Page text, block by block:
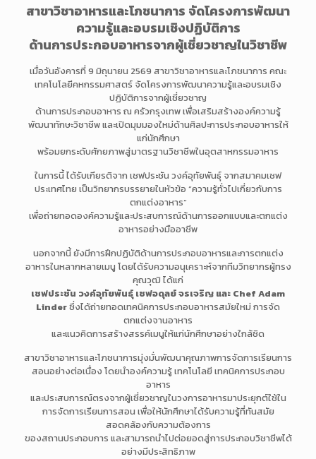
สาขาวิชาอาหารและโภชนาการ จัดโครงการพัฒนา
ความรู้และอบรมเชิงปฏิบัติการ
ด้านการประกอบอาหารจากผู้เชี่ยวชาญในวิชาชีพ
เมื่อวันอังคารที่ 9 มิถุนายน 2569 สาขาวิชาอาหารและโภชนาการ คณะ
เทคโนโลยีคหกรรมศาสตร์ จัดโครงการพัฒนาความรู้และอบรมเชิง
ปฏิบัติการจากผู้เชี่ยวชาญ
ด้านการประกอบอาหาร ณ ครัวกรุงเทพ เพื่อเสริมสร้างองค์ความรู้
พัฒนาทักษะวิชาชีพ และเปิดมุมมองใหม่ด้านศิลปะการประกอบอาหารให้
แก่นักศึกษา
พร้อมยกระดับศักยภาพสู่มาตรฐานวิชาชีพในอุตสาหกรรมอาหาร
ในการนี้ ได้รับเกียรติจาก เชฟประชัน วงค์อุทัยพันธุ์ จากสมาคมเชฟ
ประเทศไทย เป็นวิทยากรบรรยายในหัวข้อ “ความรู้ทั่วไปเกี่ยวกับการ
ตกแต่งอาหาร”
เพื่อถ่ายทอดองค์ความรู้และประสบการณ์ด้านการออกแบบและตกแต่ง
อาหารอย่างมืออาชีพ
นอกจากนี้ ยังมีการฝึกปฏิบัติด้านการประกอบอาหารและการตกแต่ง
อาหารในหลากหลายเมนู โดยได้รับความอนุเคราะห์จากทีมวิทยากรผู้ทรง
คุณวุฒิ ได้แก่
เชฟประชัน วงค์อุทัยพันธุ์ เชฟอดุลย์ จรเจริญ และ Chef Adam
Linderซึ่งได้ถ่ายทอดเทคนิคการประกอบอาหารสมัยใหม่ การจัด
ตกแต่งจานอาหาร
และแนวคิดการสร้างสรรค์เมนูให้แก่นักศึกษาอย่างใกล้ชิด
สาขาวิชาอาหารและโภชนาการมุ่งมั่นพัฒนาคุณภาพการจัดการเรียนการ
สอนอย่างต่อเนื่อง โดยนำองค์ความรู้ เทคโนโลยี เทคนิคการประกอบ
อาหาร
และประสบการณ์ตรงจากผู้เชี่ยวชาญในวงการอาหารมาประยุกต์ใช้ใน
การจัดการเรียนการสอน เพื่อให้นักศึกษาได้รับความรู้ที่ทันสมัย
สอดคล้องกับความต้องการ
ของสถานประกอบการ และสามารถนำไปต่อยอดสู่การประกอบวิชาชีพได้
อย่างมีประสิทธิภาพ